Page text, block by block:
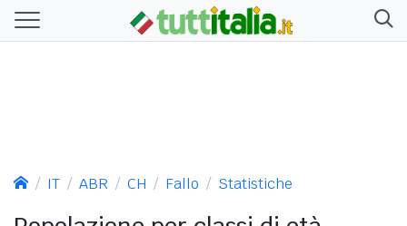
IT ABR CH Fallo Statistiche